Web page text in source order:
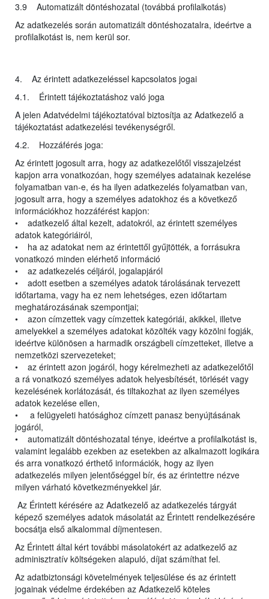
3.9 Automatizált döntéshozatal (továbbá profilalkotás)
Az adatkezelés során automatizált döntéshozatalra, ideértve a
profilalkotást is, nem kerül sor.
4. Az érintett adatkezeléssel kapcsolatos jogai
4.1. Érintett tájékoztatáshoz való joga
A jelen Adatvédelmi tájékoztatóval biztosítja az Adatkezelő a
tájékoztatást adatkezelési tevékenységről.
4.2. Hozzáférés joga:
Az érintett jogosult arra, hogy az adatkezelőtől visszajelzést
kapjon arra vonatkozóan, hogy személyes adatainak kezelése
folyamatban van-e, és ha ilyen adatkezelés folyamatban van,
jogosult arra, hogy a személyes adatokhoz és a következő
információkhoz hozzáférést kapjon:
• adatkezelő által kezelt, adatokról, az érintett személyes
adatok kategóriáiról,
• ha az adatokat nem az érintettől gyűjtötték, a forrásukra
vonatkozó minden elérhető információ
• az adatkezelés céljáról, jogalapjáról
• adott esetben a személyes adatok tárolásának tervezett
időtartama, vagy ha ez nem lehetséges, ezen időtartam
meghatározásának szempontjai;
• azon címzettek vagy címzettek kategóriái, akikkel, illetve
amelyekkel a személyes adatokat közölték vagy közölni fogják,
ideértve különösen a harmadik országbeli címzetteket, illetve a
nemzetközi szervezeteket;
• az érintett azon jogáról, hogy kérelmezheti az adatkezelőtől
a rá vonatkozó személyes adatok helyesbítését, törlését vagy
kezelésének korlátozását, és tiltakozhat az ilyen személyes
adatok kezelése ellen,
• a felügyeleti hatósághoz címzett panasz benyújtásának
jogáról,
• automatizált döntéshozatal ténye, ideértve a profilalkotást is,
valamint legalább ezekben az esetekben az alkalmazott logikára
és arra vonatkozó érthető információk, hogy az ilyen
adatkezelés milyen jelentőséggel bír, és az érintettre nézve
milyen várható következményekkel jár.
Az Érintett kérésére az Adatkezelő az adatkezelés tárgyát
képező személyes adatok másolatát az Érintett rendelkezésére
bocsátja első alkalommal díjmentesen.
Az Érintett által kért további másolatokért az adatkezelő az
adminisztratív költségeken alapuló, díjat számíthat fel.
Az adatbiztonsági követelmények teljesülése és az érintett
jogainak védelme érdekében az Adatkezelő köteles